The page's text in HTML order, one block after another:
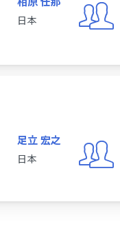
日本
足立 宏之
日本